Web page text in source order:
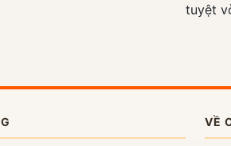
tuyệt
VỀ